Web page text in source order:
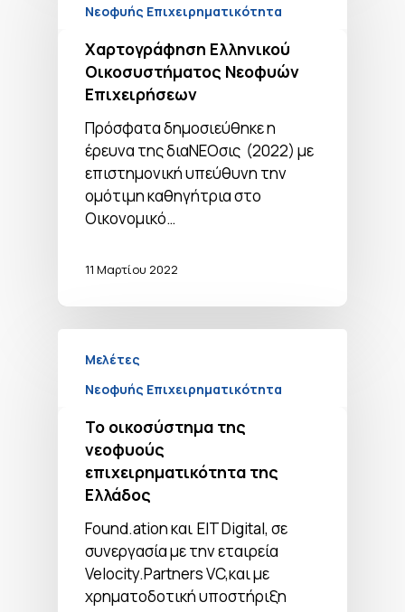
Νεοφυής Επιχειρηματικότητα
Χαρτογράφηση Ελληνικού
Οικοσυστήματος Νεοφυών
Επιχειρήσεων
Πρόσφατα δημοσιεύθηκε η
έρευνα της διαΝΕΟσις (2022) με
επιστημονική υπεύθυνη την
ομότιμη καθηγήτρια στο
Οικονομικό…
11 Μαρτίου 2022
Μελέτες
Νεοφυής Επιχειρηματικότητα
Το οικοσύστημα της
νεοφυούς
επιχειρηματικότητα της
Ελλάδος
Found.ation και EIT Digital, σε
συνεργασία με την εταιρεία
Velocity.Partners VC,και με
χρηματοδοτική υποστήριξη